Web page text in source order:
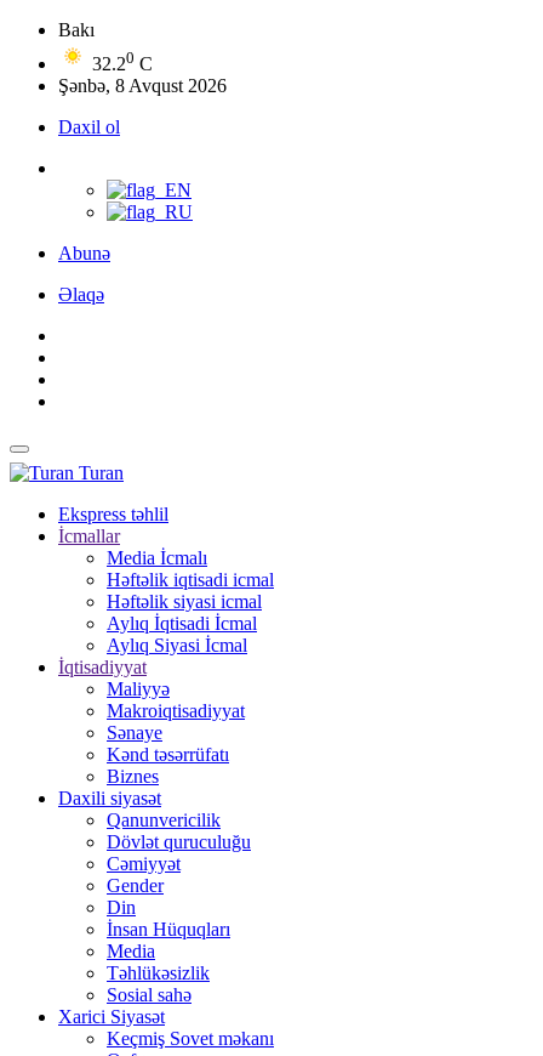
Bakı
32.20 C
Şənbə, 8 Avqust 2026
Daxil ol
Abunə
Əlaqə
Turan
Ekspress təhlil
İcmallar
Media İcmalı
Həftəlik iqtisadi icmal
Həftəlik siyasi icmal
Aylıq İqtisadi İcmal
Aylıq Siyasi İcmal
İqtisadiyyat
Maliyyə
Makroiqtisadiyyat
Sənaye
Kənd təsərrüfatı
Biznes
Daxili siyasət
Qanunvericilik
Dövlət quruculuğu
Cəmiyyət
Gender
Din
İnsan Hüquqları
Media
Təhlükəsizlik
Sosial sahə
Xarici Siyasət
Keçmiş Sovet məkanı